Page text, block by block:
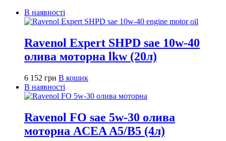
В наявності
Ravenol Expert SHPD sae 10w-40
олива моторна lkw (20л)
6 152 грн В кошик
В наявності
Ravenol FO sae 5w-30 олива
моторна ACEA A5/B5 (4л)